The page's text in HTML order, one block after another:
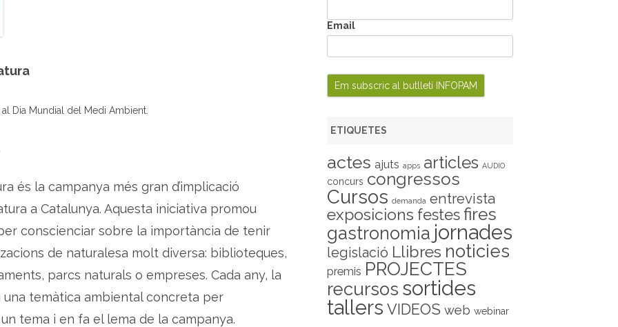
a
a
d
e
l
n
t
u
a
Dia Mundial del Medi Ambient.
és la campanya més gran d’implicació
a Catalunya. Aquesta iniciativa promou
conscienciar sobre la importància de tenir
de naturalesa molt diversa: biblioteques,
parcs naturals o empreses. Cada any, la
temàtica ambiental concreta per
tema i en fa el lema de la campanya.
Email
ETIQUETES
actes ajuts apps articles AUDIO
concurs congressos
Cursos demanda entrevista
exposicions festes fires
gastronomia jornades
legislació Llibres noticies
premis PROJECTES
recursos sortides
tallers VIDEOS web webinar